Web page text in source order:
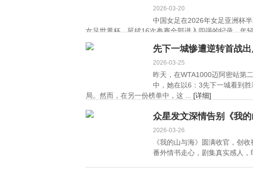
2026-03-20
中国女足在2026年女足亚洲杯
女足世界杯，延续16次参赛全部进入四强的纪录。年
先下一城惨遭逆转首战
2026-03-25
昨天，在WTA1000迈阿密站第
中，她在以6：3先下一城看到
局。然而，在另一份榜单中，这 ... [详细]
众星发文深情告别《我
2026-03-26
《我的山与海》圆满收官，创
番外情书走心，剧集真实感人，